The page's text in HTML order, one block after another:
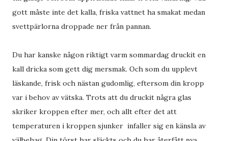
gott måste inte det kalla, friska vattnet ha smakat medan
svettpärlorna droppade ner från pannan.
Du har kanske någon riktigt varm sommardag druckit en
kall dricka som gett dig mersmak. Och som du upplevt
läskande, frisk och nästan gudomlig, eftersom din kropp
var i behov av vätska. Trots att du druckit några glas
skriker kroppen efter mer, och allt efter det att
temperaturen i kroppen sjunker infaller sig en känsla av